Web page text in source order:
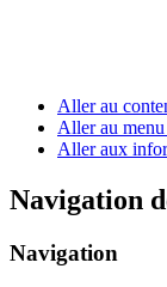
Aller au
Aller au
Aller aux
Navigation
Navigation